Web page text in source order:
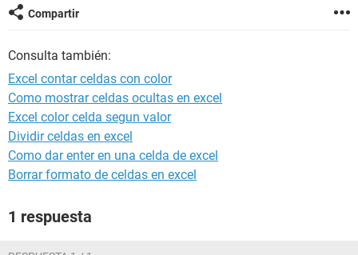
Compartir
Consulta también:
Excel contar celdas con color
Como mostrar celdas ocultas en excel
Excel color celda segun valor
Dividir celdas en excel
Como dar enter en una celda de excel
Borrar formato de celdas en excel
1 respuesta